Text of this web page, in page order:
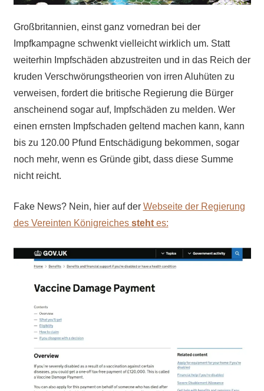
Großbritannien, einst ganz vornedran bei der
Impfkampagne schwenkt vielleicht wirklich um. Statt
weiterhin Impfschäden abzustreiten und in das Reich der
kruden Verschwörungstheorien von irren Aluhüten zu
verweisen, fordert die britische Regierung die Bürger
anscheinend sogar auf, Impfschäden zu melden. Wer
einen ernsten Impfschaden geltend machen kann, kann
bis zu 120.00 Pfund Entschädigung bekommen, sogar
noch mehr, wenn es Gründe gibt, dass diese Summe
nicht reicht.
Fake News? Nein, hier auf der Webseite der Regierung
des Vereinten Königreiches stehtes: